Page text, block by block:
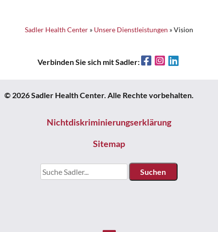
Sadler Health Center» Unsere Dienstleistungen »Vision
Verbinden Sie sich mit Sadler: FacebookInstagram
© 2026 Sadler Health Center. Alle Rechte vorbehalten.
Nichtdiskriminierungserklärung
Sitemap
Suchen: